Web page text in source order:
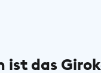
ist das